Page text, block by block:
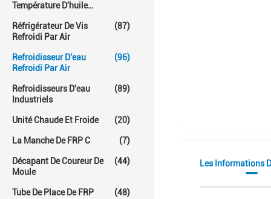
Température D'huile
Réfrigérateur De Vis
Refroidi Par Air
(87)
Refroidisseur D'eau
Refroidi Par Air
(96)
Refroidisseurs D'eau
Industriels
(89)
Unité Chaude Et Froide (20)
La Manche De FRP C (7)
Décapant De Coureur De
Moule
(44)
Tube De Place De FRP (48)
Les Informations